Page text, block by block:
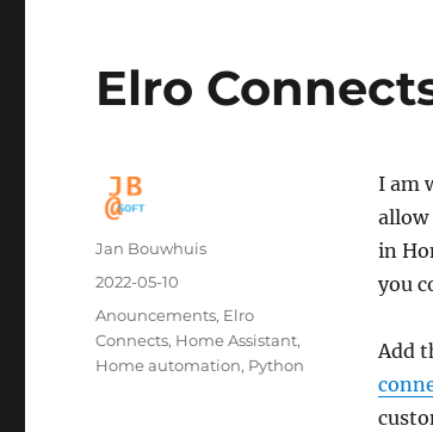
Elro
I am
allow
in
you
Add
Author
Jan Bouwhuis
Posted
2022-05-10
Categories
Anouncements, Elro
Connects, Home Assistant,
Home automation, Python